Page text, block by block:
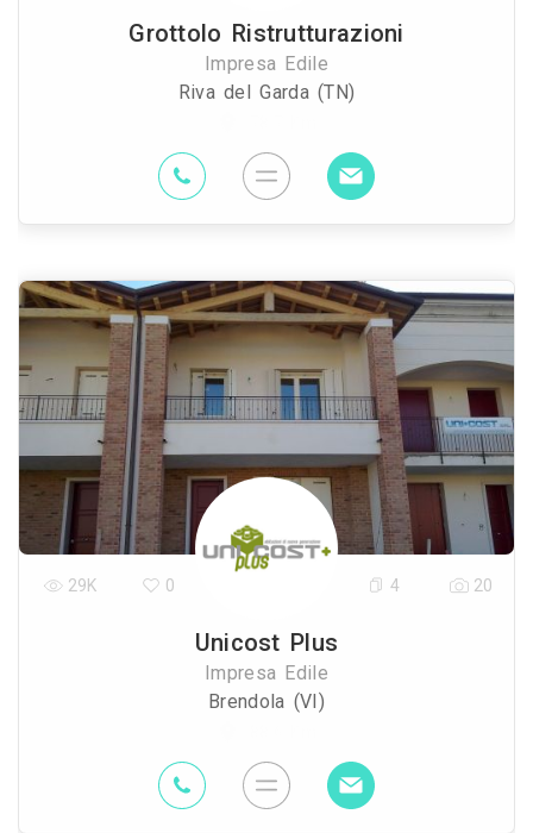
Grottolo Ristrutturazioni
Impresa Edile
Riva del Garda (TN)
Unicost Plus
Impresa Edile
Brendola (VI)
29K 0 4 20